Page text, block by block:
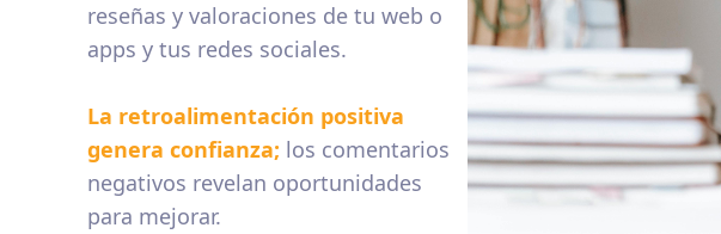
reseñas y valoraciones de tu web o
apps y tus redes sociales.
La retroalimentación positiva
genera confianza; los comentarios
negativos revelan oportunidades
para mejorar.